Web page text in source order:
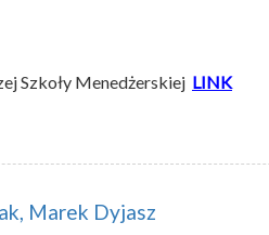
Szkoły Menedżerskiej LINK
Marek Dyjasz